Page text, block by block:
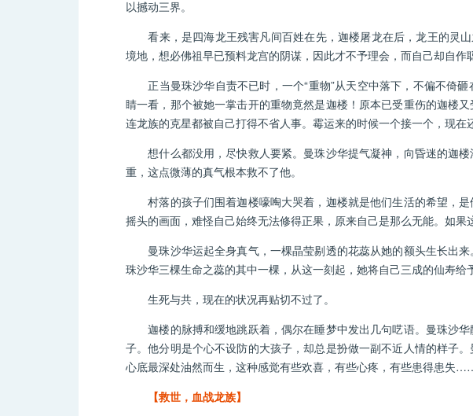
以撼动三界。
看来，是四海龙王残害凡间百姓在先，迦楼屠龙在后，龙王的灵山
境地，想必佛祖早已预料龙宫的阴谋，因此才不予理会，而自己却自作
正当曼珠沙华自责不已时，一个“重物”从天空中落下，不偏不倚
睛一看，那个被她一掌击开的重物竟然是迦楼！原本已受重伤的迦楼
连龙族的克星都被自己打得不省人事。霉运来的时候一个接一个，现在
想什么都没用，尽快救人要紧。曼珠沙华提气凝神，向昏迷的迦楼
重，这点微薄的真气根本救不了他。
村落的孩子们围着迦楼嚎啕大哭着，迦楼就是他们生活的希望，是
摇头的画面，难怪自己始终无法修得正果，原来自己是那么无能。如果
曼珠沙华运起全身真气，一棵晶莹剔透的花蕊从她的额头生长出来
珠沙华三棵生命之蕊的其中一棵，从这一刻起，她将自己三成的仙寿给
生死与共，现在的状况再贴切不过了。
迦楼的脉搏和缓地跳跃着，偶尔在睡梦中发出几句呓语。曼珠沙华
子。他分明是个心不设防的大孩子，却总是扮做一副不近人情的样子
心底最深处油然而生，这种感觉有些欢喜，有些心疼，有些患得患失
【救世，血战龙族】